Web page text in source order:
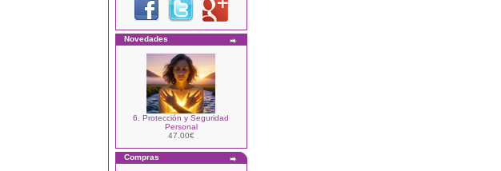
Novedades
6. Protección y Seguridad
Personal
47.00€
Compras